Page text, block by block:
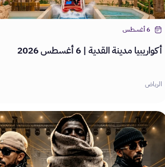
6 أغسطس
أكواريبيا مدينة القدية | 6 أغسطس 2026
الرياض